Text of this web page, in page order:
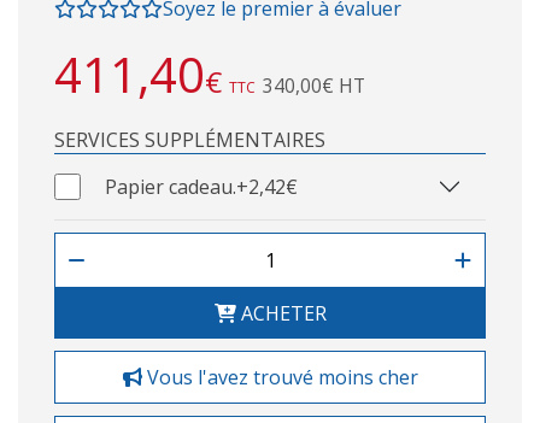
Soyez le premier à évaluer
411,40€ TTC 340,00€ HT
SERVICES SUPPLÉMENTAIRES
Papier cadeau.+2,42€
ACHETER
Vous l'avez trouvé moins cher